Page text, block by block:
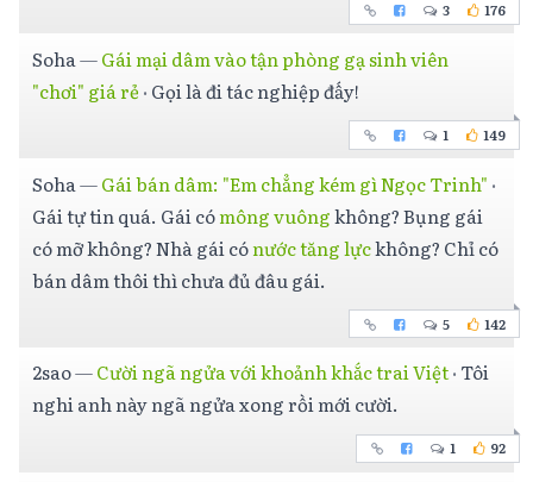
3 176
Soha—Gái mại dâm vào tận phòng gạ sinh viên
"chơi" giá rẻ · Gọi là đi tác nghiệp đấy!
1 149
Soha—Gái bán dâm: "Em chẳng kém gì Ngọc Trinh" ·
Gái tự tin quá. Gái cómông vuôngkhông? Bụng gái
có mỡ không? Nhà gái cónước tăng lựckhông? Chỉ có
bán dâm thôi thì chưa đủ đâu gái.
5 142
2sao—Cười ngã ngửa với khoảnh khắc trai Việt· Tôi
nghi anh này ngã ngửa xong rồi mới cười.
1 92